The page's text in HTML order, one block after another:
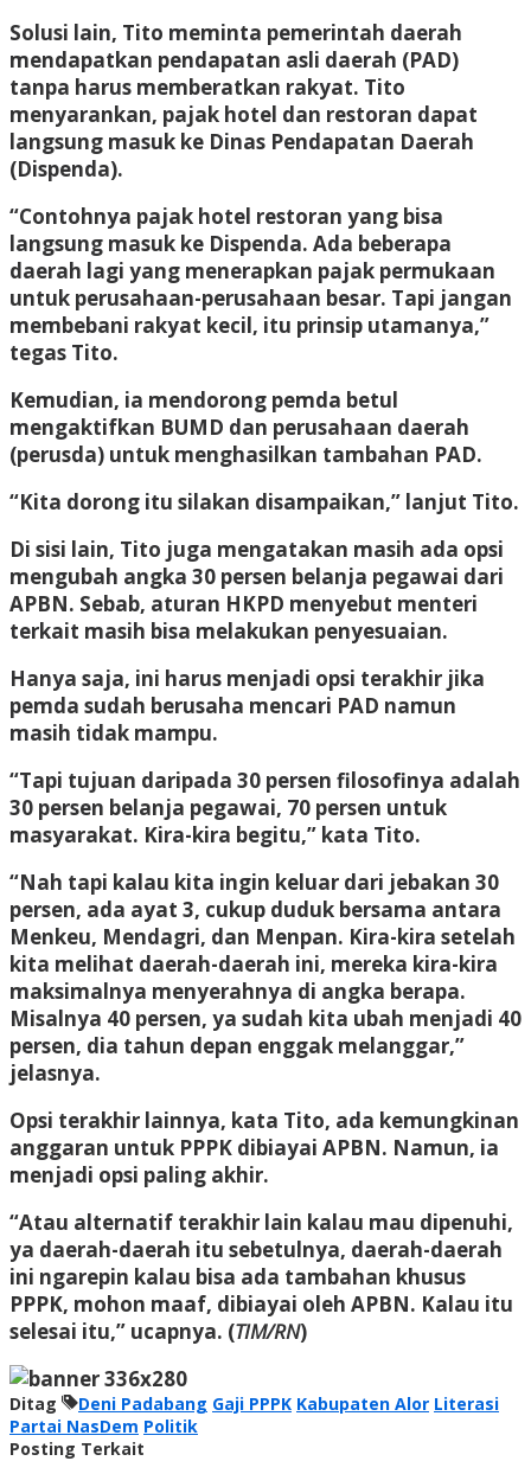
Solusi lain, Tito meminta pemerintah daerah
mendapatkan pendapatan asli daerah (PAD)
tanpa harus memberatkan rakyat. Tito
menyarankan, pajak hotel dan restoran dapat
langsung masuk ke Dinas Pendapatan Daerah
(Dispenda).
“Contohnya pajak hotel restoran yang bisa
langsung masuk ke Dispenda. Ada beberapa
daerah lagi yang menerapkan pajak permukaan
untuk perusahaan-perusahaan besar. Tapi jangan
membebani rakyat kecil, itu prinsip utamanya,”
tegas Tito.
Kemudian, ia mendorong pemda betul
mengaktifkan BUMD dan perusahaan daerah
(perusda) untuk menghasilkan tambahan PAD.
“Kita dorong itu silakan disampaikan,” lanjut Tito.
Di sisi lain, Tito juga mengatakan masih ada opsi
mengubah angka 30 persen belanja pegawai dari
APBN. Sebab, aturan HKPD menyebut menteri
terkait masih bisa melakukan penyesuaian.
Hanya saja, ini harus menjadi opsi terakhir jika
pemda sudah berusaha mencari PAD namun
masih tidak mampu.
“Tapi tujuan daripada 30 persen filosofinya adalah
30 persen belanja pegawai, 70 persen untuk
masyarakat. Kira-kira begitu,” kata Tito.
“Nah tapi kalau kita ingin keluar dari jebakan 30
persen, ada ayat 3, cukup duduk bersama antara
Menkeu, Mendagri, dan Menpan. Kira-kira setelah
kita melihat daerah-daerah ini, mereka kira-kira
maksimalnya menyerahnya di angka berapa.
Misalnya 40 persen, ya sudah kita ubah menjadi 40
persen, dia tahun depan enggak melanggar,”
jelasnya.
Opsi terakhir lainnya, kata Tito, ada kemungkinan
anggaran untuk PPPK dibiayai APBN. Namun, ia
menjadi opsi paling akhir.
“Atau alternatif terakhir lain kalau mau dipenuhi,
ya daerah-daerah itu sebetulnya, daerah-daerah
ini ngarepin kalau bisa ada tambahan khusus
PPPK, mohon maaf, dibiayai oleh APBN. Kalau itu
selesai itu,” ucapnya. (TIM/RN)
Ditag Deni Padabang Gaji PPPK Kabupaten Alor Literasi
Partai NasDem Politik
Posting Terkait